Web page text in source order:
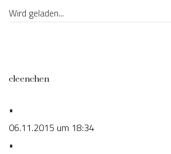
Wird geladen...
cleenchen
•
06.11.2015 um 18:34
•